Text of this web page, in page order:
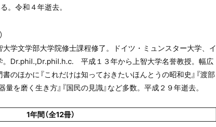
る。令和４年逝去。
学文学部大学院修士課程修了。ドイツ・ミュンスター大学、イ
。Dr.phil.,Dr.phil.h.c. 平成１３年から上智大学名誉教授。幅広
のほかに『これだけは知っておきたいほんとうの昭和史』『渡部
を磨く生き方』『国民の見識』など多数。平成２９年逝去。
1年間（全12冊）